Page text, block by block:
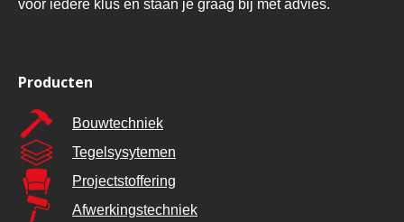
voor iedere klus en staan je graag bij met advies.
Producten
Bouwtechniek
Tegelsysytemen
Projectstoffering
Afwerkingstechniek